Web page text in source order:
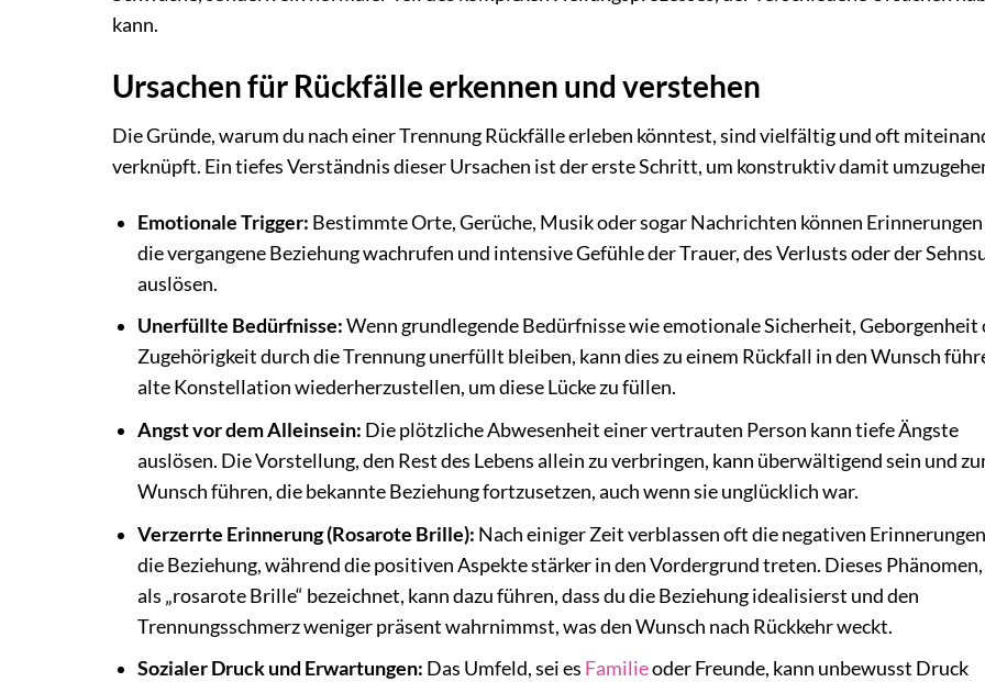
kann.
Ursachen für Rückfälle erkennen und verstehen
Die Gründe, warum du nach einer Trennung Rückfälle erleben könntest, sind vielfältig und oft
verknüpft. Ein tiefes Verständnis dieser Ursachen ist der erste Schritt, um konstruktiv damit
Emotionale Trigger: Bestimmte Orte, Gerüche, Musik oder sogar Nachrichten können Erinnerungen
die vergangene Beziehung wachrufen und intensive Gefühle der Trauer, des Verlusts oder der
auslösen.
Unerfüllte Bedürfnisse:Wenn grundlegende Bedürfnisse wie emotionale Sicherheit, Geborgenheit
Zugehörigkeit durch die Trennung unerfüllt bleiben, kann dies zu einem Rückfall in den Wunsch
alte Konstellation wiederherzustellen, um diese Lücke zu füllen.
Angst vor dem Alleinsein: Die plötzliche Abwesenheit einer vertrauten Person kann tiefe Ängste
auslösen. Die Vorstellung, den Rest des Lebens allein zu verbringen, kann überwältigend sein und
Wunsch führen, die bekannte Beziehung fortzusetzen, auch wenn sie unglücklich war.
Verzerrte Erinnerung (Rosarote Brille): Nach einiger Zeit verblassen oft die negativen
die Beziehung, während die positiven Aspekte stärker in den Vordergrund treten. Dieses
als „rosarote Brille“ bezeichnet, kann dazu führen, dass du die Beziehung idealisierst und den
Trennungsschmerz weniger präsent wahrnimmst, was den Wunsch nach Rückkehr weckt.
Sozialer Druck und Erwartungen: Das Umfeld, sei es Familieoder Freunde, kann unbewusst Druck